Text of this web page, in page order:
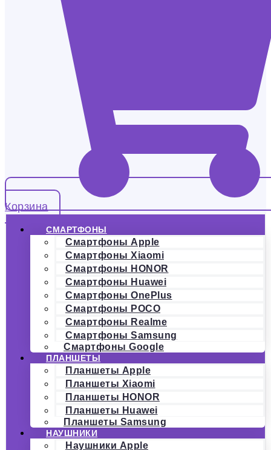
Корзина
СМАРТФОНЫ
Смартфоны Apple
Смартфоны Xiaomi
Смартфоны HONOR
Смартфоны Huawei
Смартфоны OnePlus
Смартфоны POCO
Смартфоны Realme
Смартфоны Samsung
Смартфоны Google
ПЛАНШЕТЫ
Планшеты Apple
Планшеты Xiaomi
Планшеты HONOR
Планшеты Huawei
Планшеты Samsung
НАУШНИКИ
Наушники Apple